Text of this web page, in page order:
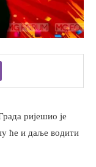
ријешио је
ће и даље водити